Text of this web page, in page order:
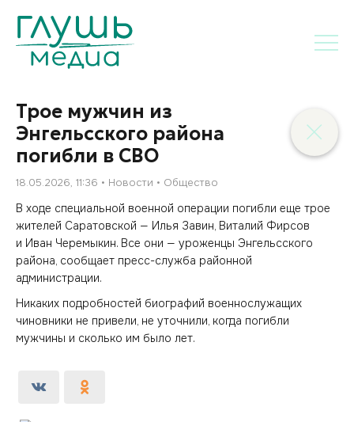
Трое мужчин из
Энгельсского района
погибли в СВО
18.05.2026, 11:36 Новости Общество
В ходе специальной военной операции погибли еще трое
жителей Саратовской — Илья Завин, Виталий Фирсов
и Иван Черемыкин. Все они — уроженцы Энгельсского
района, сообщает пресс-служба районной
администрации.
Никаких подробностей биографий военнослужащих
чиновники не привели, не уточнили, когда погибли
мужчины и сколько им было лет.